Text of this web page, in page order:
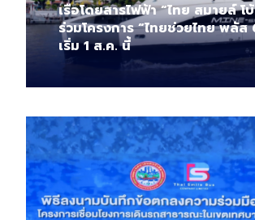
เรือโดยสารไฟฟ้า “ไทย สมายล์ โ
ร่วมโครงการ “ไทยช่วยไทย พลั
เริ่ม 1 ส.ค. นี้